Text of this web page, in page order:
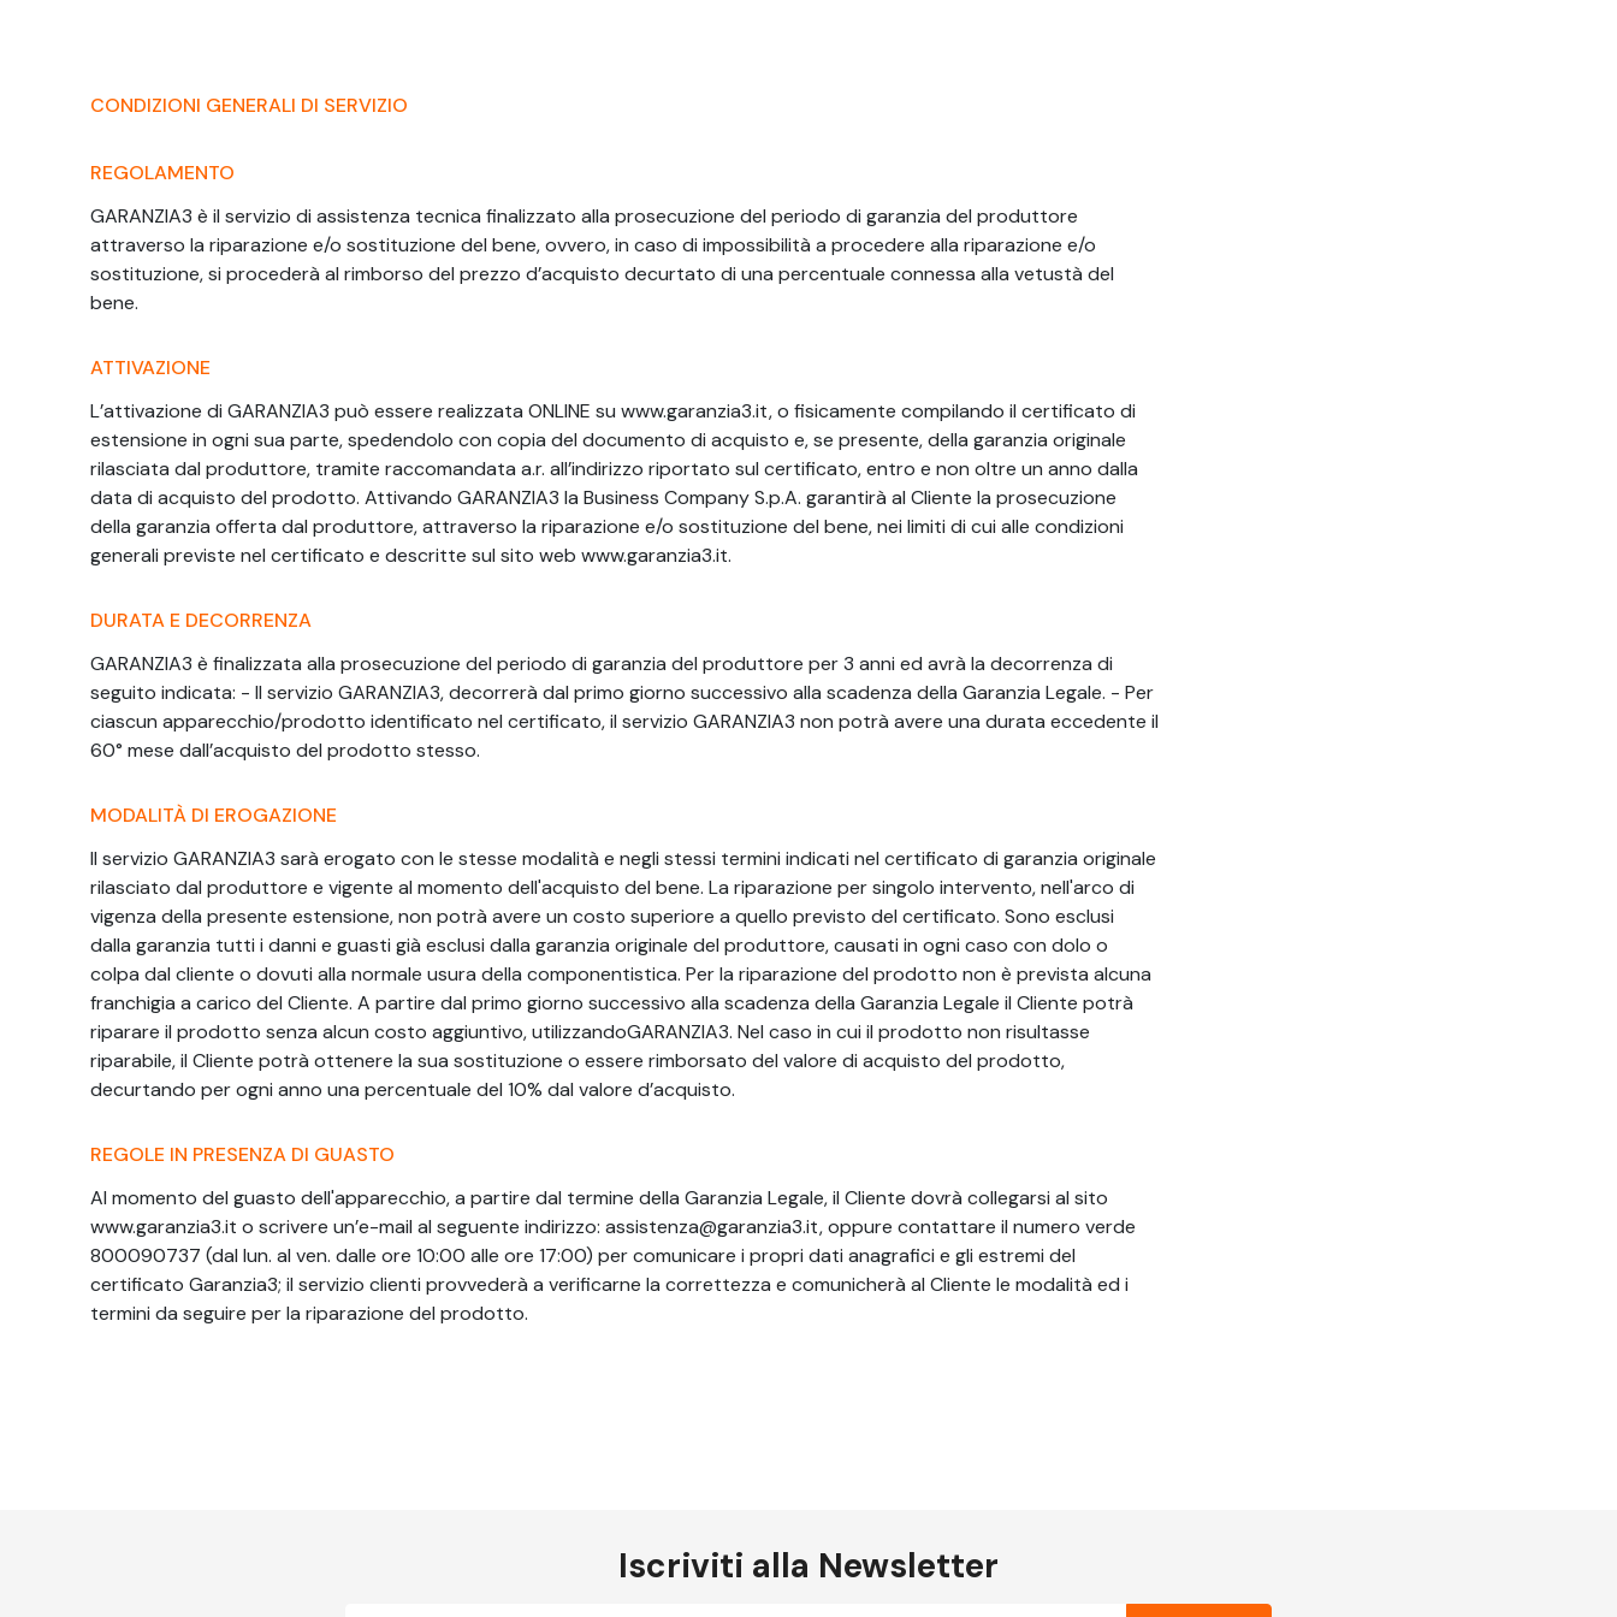
CONDIZIONI GENERALI DI SERVIZIO
REGOLAMENTO
GARANZIA3 è il servizio di assistenza tecnica finalizzato alla prosecuzione del periodo di garanzia del produttore
attraverso la riparazione e/o sostituzione del bene, ovvero, in caso di impossibilità a procedere alla riparazione e/o
sostituzione, si procederà al rimborso del prezzo d’acquisto decurtato di una percentuale connessa alla vetustà del
bene.
ATTIVAZIONE
L’attivazione di GARANZIA3 può essere realizzata ONLINE su www.garanzia3.it, o fisicamente compilando il certificato di
estensione in ogni sua parte, spedendolo con copia del documento di acquisto e, se presente, della garanzia originale
rilasciata dal produttore, tramite raccomandata a.r. all’indirizzo riportato sul certificato, entro e non oltre un anno dalla
data di acquisto del prodotto. Attivando GARANZIA3 la Business Company S.p.A. garantirà al Cliente la prosecuzione
della garanzia offerta dal produttore, attraverso la riparazione e/o sostituzione del bene, nei limiti di cui alle condizioni
generali previste nel certificato e descritte sul sito web www.garanzia3.it.
DURATA E DECORRENZA
GARANZIA3 è finalizzata alla prosecuzione del periodo di garanzia del produttore per 3 anni ed avrà la decorrenza di
seguito indicata: - Il servizio GARANZIA3, decorrerà dal primo giorno successivo alla scadenza della Garanzia Legale. - Per
ciascun apparecchio/prodotto identificato nel certificato, il servizio GARANZIA3 non potrà avere una durata eccedente il
60° mese dall’acquisto del prodotto stesso.
MODALITÀ DI EROGAZIONE
Il servizio GARANZIA3 sarà erogato con le stesse modalità e negli stessi termini indicati nel certificato di garanzia originale
rilasciato dal produttore e vigente al momento dell'acquisto del bene. La riparazione per singolo intervento, nell'arco di
vigenza della presente estensione, non potrà avere un costo superiore a quello previsto del certificato. Sono esclusi
dalla garanzia tutti i danni e guasti già esclusi dalla garanzia originale del produttore, causati in ogni caso con dolo o
colpa dal cliente o dovuti alla normale usura della componentistica. Per la riparazione del prodotto non è prevista alcuna
franchigia a carico del Cliente. A partire dal primo giorno successivo alla scadenza della Garanzia Legale il Cliente potrà
riparare il prodotto senza alcun costo aggiuntivo, utilizzandoGARANZIA3. Nel caso in cui il prodotto non risultasse
riparabile, il Cliente potrà ottenere la sua sostituzione o essere rimborsato del valore di acquisto del prodotto,
decurtando per ogni anno una percentuale del 10% dal valore d’acquisto.
REGOLE IN PRESENZA DI GUASTO
Al momento del guasto dell'apparecchio, a partire dal termine della Garanzia Legale, il Cliente dovrà collegarsi al sito
www.garanzia3.it o scrivere un’e-mail al seguente indirizzo: assistenza@garanzia3.it, oppure contattare il numero verde
800090737 (dal lun. al ven. dalle ore 10:00 alle ore 17:00) per comunicare i propri dati anagrafici e gli estremi del
certificato Garanzia3; il servizio clienti provvederà a verificarne la correttezza e comunicherà al Cliente le modalità ed i
termini da seguire per la riparazione del prodotto.
Iscriviti alla Newsletter